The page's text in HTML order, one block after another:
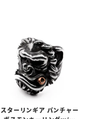
スターリンギア パンチャー